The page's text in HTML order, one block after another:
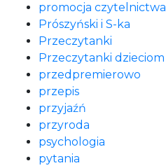
promocja czytelnictwa
Prószyński i S-ka
Przeczytanki
Przeczytanki dzieciom
przedpremierowo
przepis
przyjaźń
przyroda
psychologia
pytania